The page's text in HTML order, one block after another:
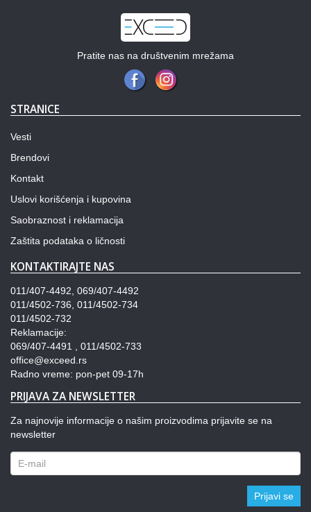
Pratite nas na društvenim mrežama
STRANICE
Vesti
Brendovi
Kontakt
Uslovi korišćenja i kupovina
Saobraznost i reklamacija
Zaštita podataka o ličnosti
KONTAKTIRAJTE NAS
011/407-4492, 069/407-4492
011/4502-736, 011/4502-734
011/4502-732
Reklamacije:
069/407-4491 , 011/4502-733
office@exceed.rs
Radno vreme: pon-pet 09-17h
PRIJAVA ZA NEWSLETTER
Za najnovije informacije o našim proizvodima prijavite se na
newsletter
Prijavi se